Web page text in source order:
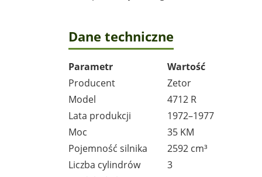
Dane techniczne
Parametr
Wartość
Producent
Zetor
Model
4712 R
Lata produkcji
1972–1977
Moc
35 KM
Pojemność silnika
2592 cm³
Liczba cylindrów
3